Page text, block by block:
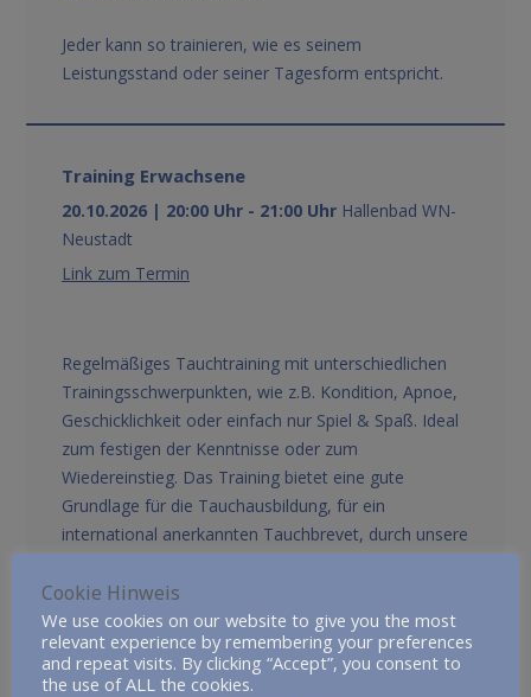
Jeder kann so trainieren, wie es seinem
Leistungsstand oder seiner Tagesform entspricht.
Training Erwachsene
20.10.2026 | 20:00 Uhr - 21:00 Uhr Hallenbad WN-
Neustadt
Link zum Termin
Regelmäßiges Tauchtraining mit unterschiedlichen
Trainingsschwerpunkten, wie z.B. Kondition, Apnoe,
Geschicklichkeit oder einfach nur Spiel & Spaß. Ideal
zum festigen der Kenntnisse oder zum
Wiedereinstieg. Das Training bietet eine gute
Grundlage für die Tauchausbildung, für ein
international anerkannten Tauchbrevet, durch unsere
Jeder kann so trainieren, wie es seinem
Leistungsstand oder seiner Tagesform entspricht.
Cookie Hinweis
We use cookies on our website to give you the most
relevant experience by remembering your preferences
and repeat visits. By clicking “Accept”, you consent to
the use of ALL the cookies.